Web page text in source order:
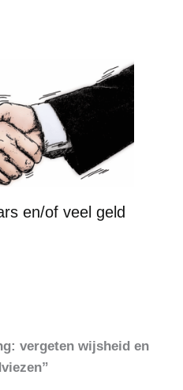
en/of veel geld
vergeten wijsheid en